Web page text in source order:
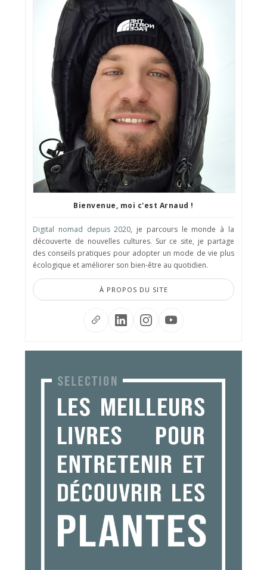
Bienvenue, moi c'est Arnaud !
Digital nomad depuis 2020, je parcours le monde à la
découverte de nouvelles cultures. Sur ce site, je partage
des conseils pratiques pour adopter un mode de vie plus
écologique et améliorer son bien-être au quotidien.
À PROPOS DU SITE